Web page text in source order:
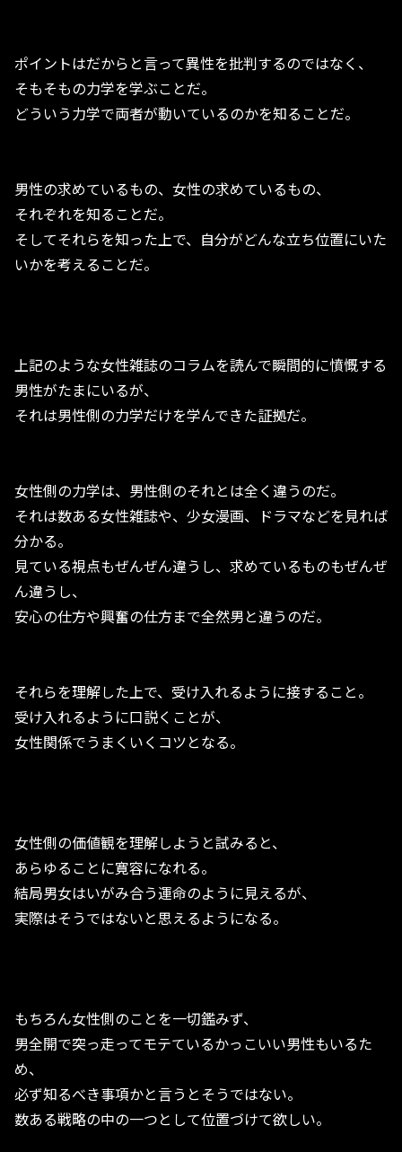
ポイントはだからと言って異性を批判するのではなく、
そもそもの力学を学ぶことだ。
どういう力学で両者が動いているのかを知ることだ。
男性の求めているもの、女性の求めているもの、
それぞれを知ることだ。
そしてそれらを知った上で、自分がどんな立ち位置にいた
いかを考えることだ。
上記のような女性雑誌のコラムを読んで瞬間的に憤慨する
男性がたまにいるが、
それは男性側の力学だけを学んできた証拠だ。
女性側の力学は、男性側のそれとは全く違うのだ。
それは数ある女性雑誌や、少女漫画、ドラマなどを見れば
分かる。
見ている視点もぜんぜん違うし、求めているものもぜんぜ
ん違うし、
安心の仕方や興奮の仕方まで全然男と違うのだ。
それらを理解した上で、受け入れるように接すること。
受け入れるように口説くことが、
女性関係でうまくいくコツとなる。
女性側の価値観を理解しようと試みると、
あらゆることに寛容になれる。
結局男女はいがみ合う運命のように見えるが、
実際はそうではないと思えるようになる。
もちろん女性側のことを一切鑑みず、
男全開で突っ走ってモテているかっこいい男性もいるた
め、
必ず知るべき事項かと言うとそうではない。
数ある戦略の中の一つとして位置づけて欲しい。